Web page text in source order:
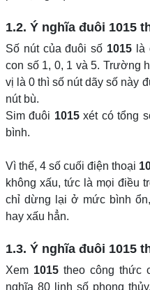
1.2. Ý nghĩa đuôi 1015
Số nút của đuôi số 1015là
con số 1, 0, 1 và 5. Trường
vị là 0 thì số nút dãy số này
nút bù.
Sim đuôi 1015xét có tổng
bình.
Vì thế, 4 số cuối điện thoại
không xấu, tức là mọi điều
chỉ dừng lại ở mức bình
hay xấu hẳn.
1.3. Ý nghĩa đuôi 1015
Xem 1015 theo công thức
nghĩa 80 linh số phong